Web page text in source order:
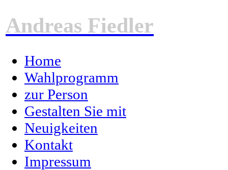
Andreas Fiedler
Home
Wahlprogramm
zur Person
Gestalten Sie mit
Neuigkeiten
Kontakt
Impressum